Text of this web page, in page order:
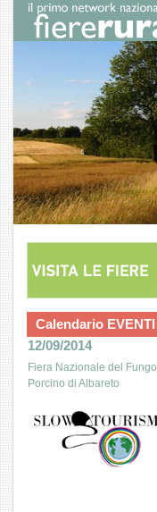
Calendario EVENTI
12/09/2014
Fiera Nazionale del Fungo
Porcino di Albareto